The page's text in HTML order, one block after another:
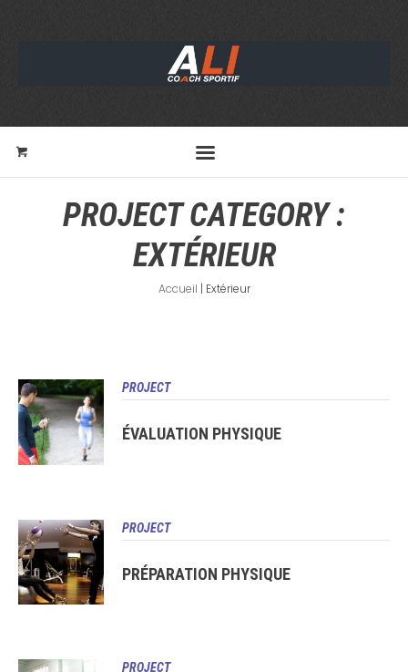
PROJECT CATEGORY :
EXTÉRIEUR
Accueil | Extérieur
PROJECT
ÉVALUATION PHYSIQUE
PROJECT
PRÉPARATION PHYSIQUE
PROJECT